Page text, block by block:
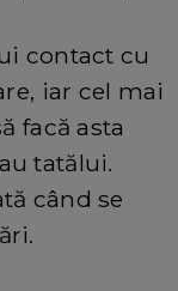
contact cu
iar cel mai
facă asta
tatălui.
când se